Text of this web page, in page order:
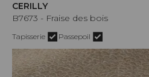
CERILLY
B7673 - Fraise des bois
Tapisserie Passepoil